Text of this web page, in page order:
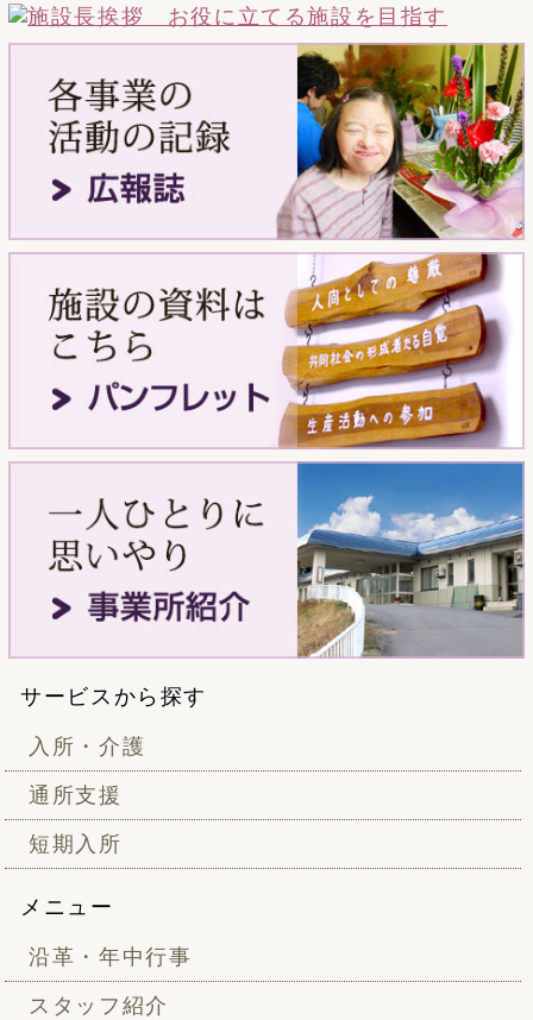
サービスから探す
入所・介護
通所支援
短期入所
メニュー
沿革・年中行事
スタッフ紹介